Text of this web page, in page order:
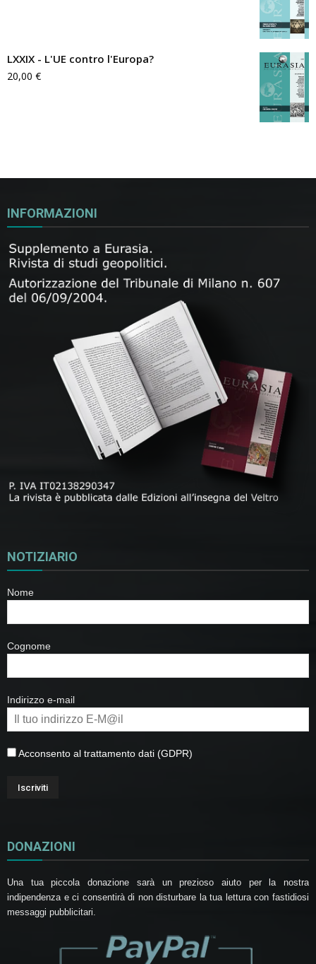
LXXIX - L'UE contro l'Europa?
20,00 €
INFORMAZIONI
NOTIZIARIO
Nome
Cognome
Indirizzo e-mail
Acconsento al trattamento dati (GDPR)
DONAZIONI
Una tua piccola donazione sarà un prezioso aiuto per la nostra
indipendenza e ci consentirà di non disturbare la tua lettura con fastidiosi
messaggi pubblicitari.